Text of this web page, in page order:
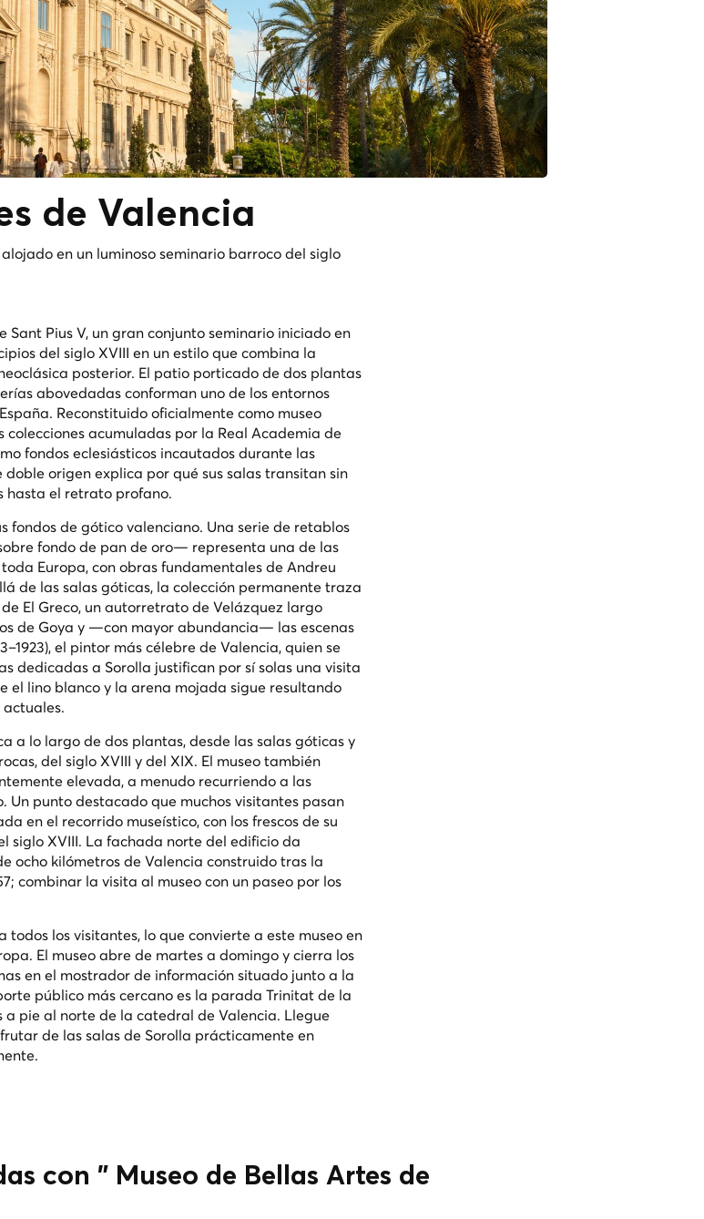
de Valencia
en un luminoso seminario barroco del siglo
Sant Pius V, un gran conjunto seminario iniciado en
del siglo XVIII en un estilo que combina la
posterior. El patio porticado de dos plantas
abovedadas conforman uno de los entornos
Reconstituido oficialmente como museo
colecciones acumuladas por la Real Academia de
fondos eclesiásticos incautados durante las
origen explica por qué sus salas transitan sin
hasta el retrato profano.
fondos de gótico valenciano. Una serie de retablos
fondo de pan de oro— representa una de las
Europa, con obras fundamentales de Andreu
de las salas góticas, la colección permanente traza
El Greco, un autorretrato de Velázquez largo
de Goya y —con mayor abundancia— las escenas
el pintor más célebre de Valencia, quien se
dedicadas a Sorolla justifican por sí solas una visita
el lino blanco y la arena mojada sigue resultando
a lo largo de dos plantas, desde las salas góticas y
del siglo XVIII y del XIX. El museo también
elevada, a menudo recurriendo a las
Un punto destacado que muchos visitantes pasan
en el recorrido museístico, con los frescos de su
siglo XVIII. La fachada norte del edificio da
ocho kilómetros de Valencia construido tras la
combinar la visita al museo con un paseo por los
los visitantes, lo que convierte a este museo en
El museo abre de martes a domingo y cierra los
en el mostrador de información situado junto a la
público más cercano es la parada Trinitat de la
a pie al norte de la catedral de Valencia. Llegue
de las salas de Sorolla prácticamente en
con " Museo de Bellas Artes de